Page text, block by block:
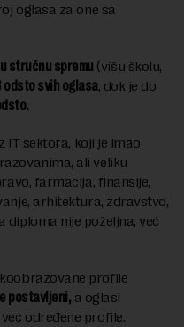
oglasa za one sa
stručnu spremu (višu školu,
odsto svih oglasa, dok je do
IT sektora, koji je imao
ali veliku
farmacija, finansije,
arhitektura, zdravstvo,
diploma nije poželjna, već
profile
postavljeni, a oglasi
određene profile.